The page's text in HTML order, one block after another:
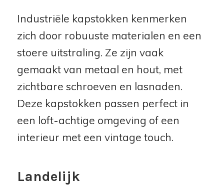
Industriële kapstokken kenmerken
zich door robuuste materialen en een
stoere uitstraling. Ze zijn vaak
gemaakt van metaal en hout, met
zichtbare schroeven en lasnaden.
Deze kapstokken passen perfect in
een loft-achtige omgeving of een
interieur met een vintage touch.
Landelijk